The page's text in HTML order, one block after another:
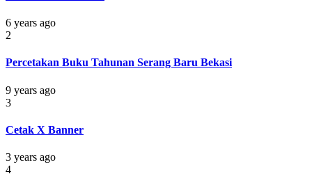
6 years ago
2
Percetakan Buku Tahunan Serang Baru Bekasi
9 years ago
3
Cetak X Banner
3 years ago
4